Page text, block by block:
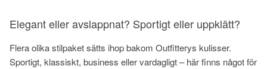
Elegant eller avslappnat? Sportigt eller uppklätt?
Flera olika stilpaket sätts ihop bakom Outfitterys kulisser.
Sportigt, klassiskt, business eller vardagligt – här finns något för